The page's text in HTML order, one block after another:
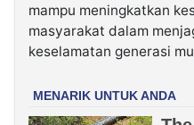
mampu meningkatkan
masyarakat dalam
keselamatan generasi